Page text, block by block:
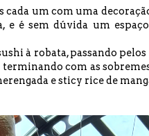
um com uma
e é sem dúvida um
à robata, passando
com as
e sticy rice de